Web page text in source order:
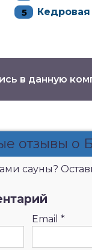
Кедровая
в данную
отзывы о
сауны?
Email *